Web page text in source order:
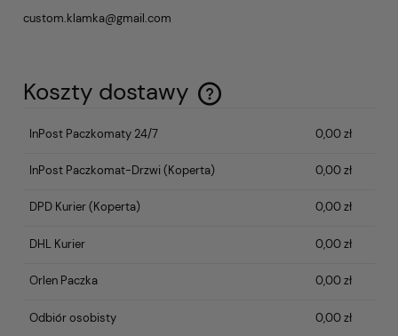
custom.klamka@gmail.com
Koszty dostawy
Cena nie zawiera ewentualnych kosztów płatności
InPost Paczkomaty 24/7 0,00 zł
InPost Paczkomat-Drzwi (Koperta) 0,00 zł
DPD Kurier(Koperta) 0,00 zł
DHL Kurier 0,00 zł
Orlen Paczka 0,00 zł
Odbiór osobisty 0,00 zł